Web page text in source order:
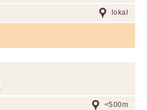
lokal
<500m